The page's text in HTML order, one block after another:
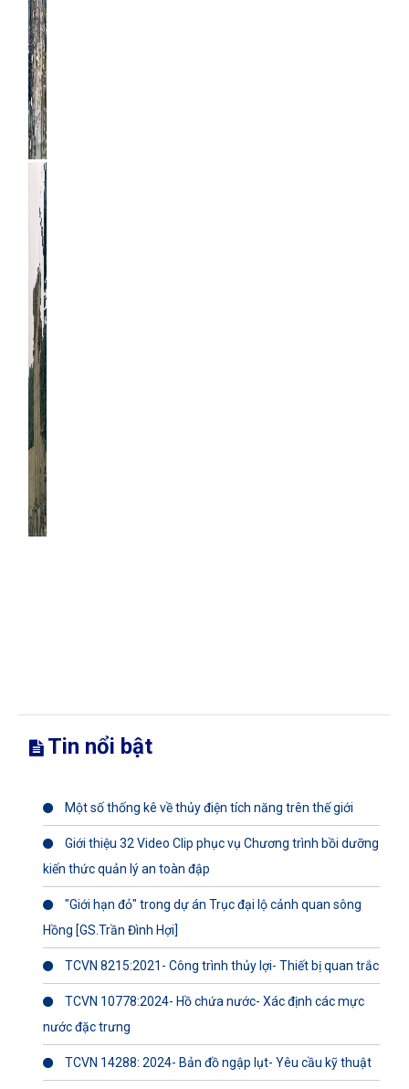
Tin nổi bật
Một số thống kê về thủy điện tích năng trên thế giới
Giới thiệu 32 Video Clip phục vụ Chương trình bồi dưỡng
kiến thức quản lý an toàn đập
"Giới hạn đỏ" trong dự án Trục đại lộ cảnh quan sông
Hồng [GS.Trần Đình Hợi]
TCVN 8215:2021- Công trình thủy lợi- Thiết bị quan trắc
TCVN 10778:2024- Hồ chứa nước- Xác định các mực
nước đặc trưng
TCVN 14288: 2024- Bản đồ ngập lụt- Yêu cầu kỹ thuật